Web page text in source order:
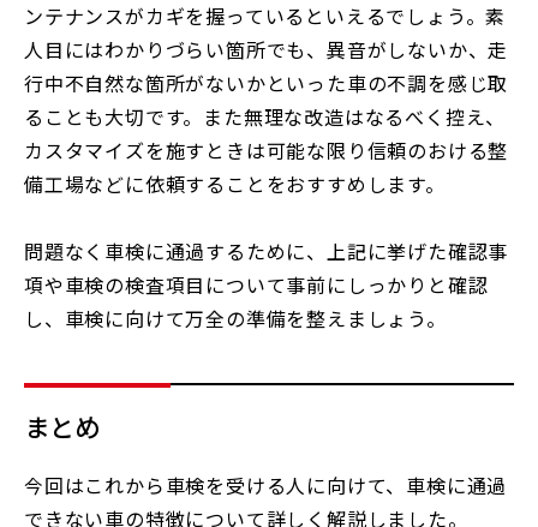
ンテナンスがカギを握っているといえるでしょう。素
人目にはわかりづらい箇所でも、異音がしないか、走
行中不自然な箇所がないかといった車の不調を感じ取
ることも大切です。また無理な改造はなるべく控え、
カスタマイズを施すときは可能な限り信頼のおける整
備工場などに依頼することをおすすめします。
問題なく車検に通過するために、上記に挙げた確認事
項や車検の検査項目について事前にしっかりと確認
し、車検に向けて万全の準備を整えましょう。
まとめ
今回はこれから車検を受ける人に向けて、車検に通過
できない車の特徴について詳しく解説しました。